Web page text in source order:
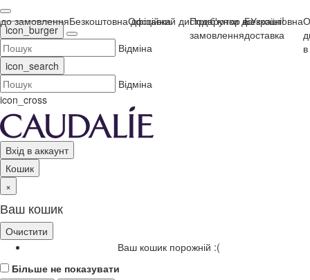
Безкоштовна доставкаОфіційний дистриб'ютор в Україні!
Подарунки до замовлення
Безкоштовна
доставка
в
icon_burger
Відміна
icon_search
Відміна
icon_cross
Вхід в аккаунт
Кошик
×
Ваш кошик
Очистити
Ваш кошик порожній :(
Більше не показувати